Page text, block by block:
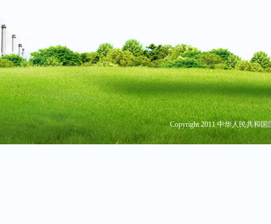
Copyright 2011 中华人民共和国